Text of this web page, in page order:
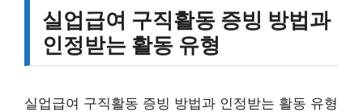
실업급여 구직활동 증빙 방법과
인정받는 활동 유형
실업급여 구직활동 증빙 방법과 인정받는 활동 유형